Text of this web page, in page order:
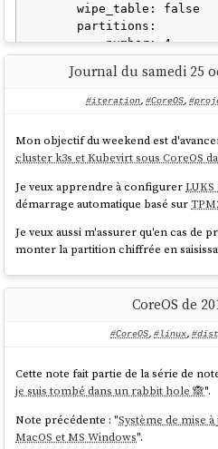
      device: /dev/disk/by-partlabel/var
      wipe_volume: true
        inline: password
        tpm2: true
        tang:
            # $ docker compose exec tang jose
jwk thp -i /db/
            # pLWwUuLhqqFb-
            thumbprint: dx9dNzgs-
La seule complexité que j'ai
récupérer le paramètrethumbprint
Voici la méthode que j'ai utilisée :
      wipe_table: false
        - number: 4
          label: root
          size_mib: 15000
          resize: true
          size_mib: 0  # 0 = use all remaining
space
    - name: var            <=== label
      device: /dev/disk/by-partlabel/var
      wipe_volume: true
    - path: /var
      device: /dev/mapper/var
      wipe_filesystem: true
      label: var
Journal du samedi 25
#iteration, #CoreOS,
Mon objectif du weekend est
cluster k3s et Kubevirt sous CoreOS
Je veux apprendre à configurer
démarrage automatique basé sur
Je veux aussi m'assurer qu'en cas de
monter la partition chiffrée en
CoreOS de
#CoreOS, #linux,
Cette note fait partie de la série de
je suis tombé dans un rabbit hole 🙈".
Note précédente : "Système de mise
MacOS et MS Windows".